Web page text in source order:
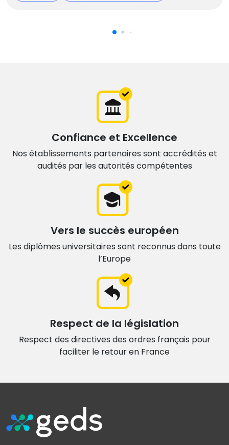
Confiance et Excellence
Nos établissements partenaires sont accrédités et
audités par les autorités compétentes
Vers le succès européen
Les diplômes universitaires sont reconnus dans toute
l’Europe
Respect de la législation
Respect des directives des ordres français pour
faciliter le retour en France